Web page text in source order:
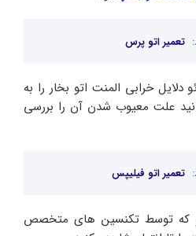
تعمیر اتو پرس
خرابی المنت اتو بخار را به
علت معیوب شدن آن را بررسی
تعمیر اتو فیلیپس
که توسط تکنسین های متخصص